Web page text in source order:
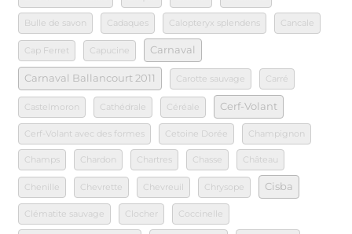
Bulle de savon Cadaques Calopteryx splendens Cancale
Cap Ferret Capucine Carnaval
Carnaval Ballancourt 2011 Carotte sauvage Carré
Castelmoron Cathédrale Céréale Cerf-Volant
Cerf-Volant avec des formes Cetoine Dorée Champignon
Champs Chardon Chartres Chasse Château
Chenille Chevrette Chevreuil Chrysope Cisba
Clématite sauvage Clocher Coccinelle